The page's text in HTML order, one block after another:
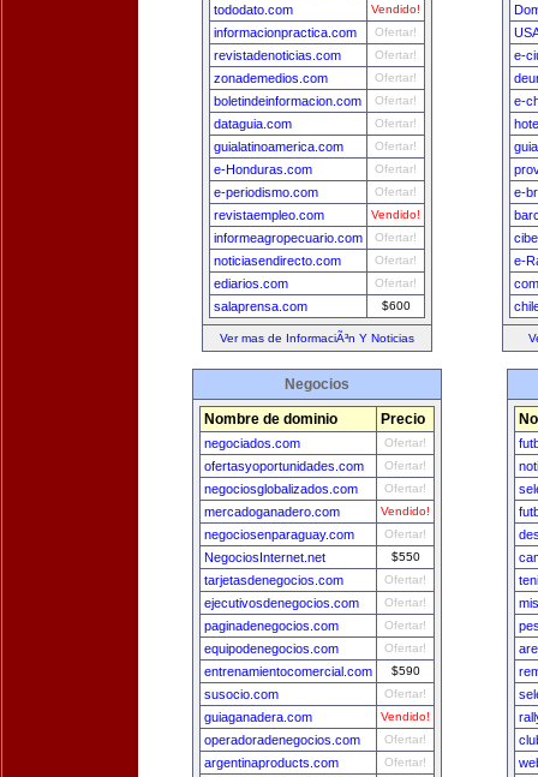
tododato.com Vendido!
informacionpractica.com Ofertar!
revistadenoticias.com Ofertar!
zonademedios.com Ofertar!
boletindeinformacion.com Ofertar!
dataguia.com Ofertar!
guialatinoamerica.com Ofertar!
e-Honduras.com Ofertar!
e-periodismo.com Ofertar!
revistaempleo.com Vendido!
informeagropecuario.com Ofertar!
noticiasendirecto.com Ofertar!
ediarios.com Ofertar!
salaprensa.com $600
Ver mas de InformaciÃ³n Y Noticias
e-
e-
e-
e-
Negocios
Nombre de dominio Precio
negociados.com Ofertar!
ofertasyoportunidades.com Ofertar!
negociosglobalizados.com Ofertar!
mercadoganadero.com Vendido!
negociosenparaguay.com Ofertar!
NegociosInternet.net $550
tarjetasdenegocios.com Ofertar!
ejecutivosdenegocios.com Ofertar!
paginadenegocios.com Ofertar!
equipodenegocios.com Ofertar!
entrenamientocomercial.com $590
susocio.com Ofertar!
guiaganadera.com Vendido!
operadoradenegocios.com Ofertar!
argentinaproducts.com Ofertar!